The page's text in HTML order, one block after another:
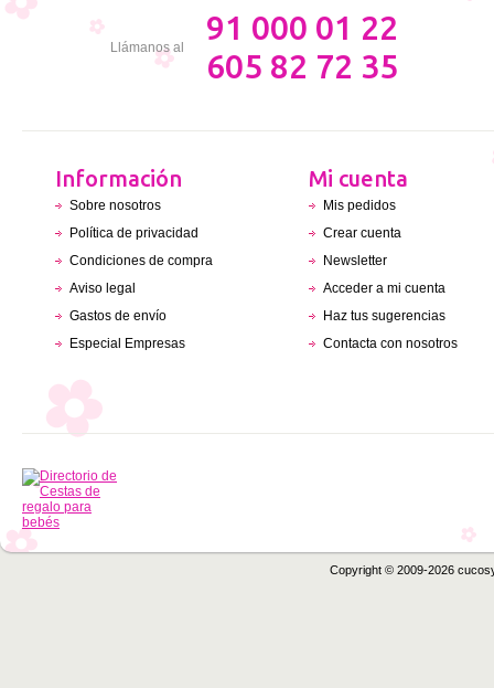
Llámanos al
91 000 01 22
605 82 72 35
Información
Sobre nosotros
Política de privacidad
Condiciones de compra
Aviso legal
Gastos de envío
Especial Empresas
Mi cuenta
Mis pedidos
Crear cuenta
Newsletter
Acceder a mi cuenta
Haz tus sugerencias
Contacta con nosotros
Copyright © 2009-2026